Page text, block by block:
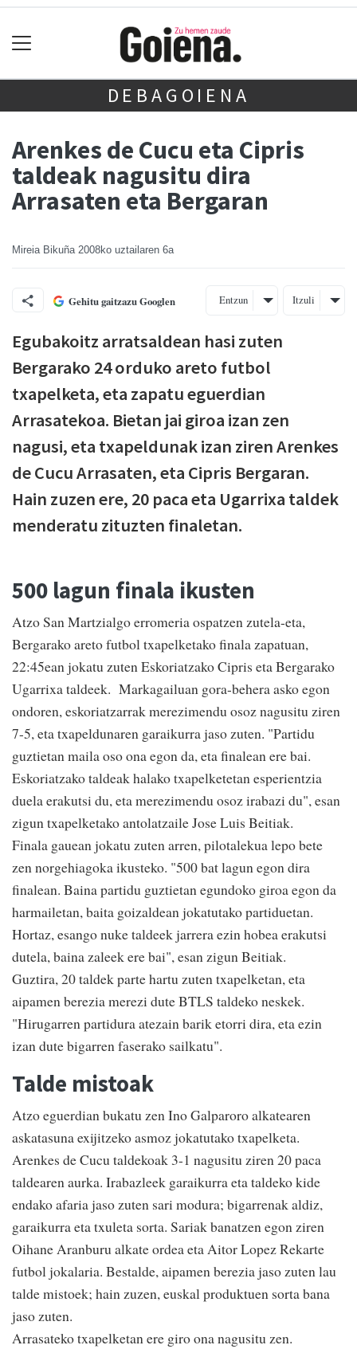
DEBAGOIENA
Arenkes de Cucu eta Cipris
taldeak nagusitu dira
Arrasaten eta Bergaran
Mireia Bikuña 2008ko uztailaren 6a
Gehitu gaitzazu Googlen Entzun Itzuli
Egubakoitz arratsaldean hasi zuten
Bergarako 24 orduko areto futbol
txapelketa, eta zapatu eguerdian
Arrasatekoa. Bietan jai giroa izan zen
nagusi, eta txapeldunak izan ziren Arenkes
de Cucu Arrasaten, eta Cipris Bergaran.
Hain zuzen ere, 20 paca eta Ugarrixa taldek
menderatu zituzten finaletan.
500 lagun finala ikusten
Atzo San Martzialgo erromeria ospatzen zutela-eta,
Bergarako areto futbol txapelketako finala zapatuan,
22:45ean jokatu zuten Eskoriatzako Cipris eta Bergarako
Ugarrixa taldeek. Markagailuan gora-behera asko egon
ondoren, eskoriatzarrak merezimendu osoz nagusitu ziren
7-5, eta txapeldunaren garaikurra jaso zuten. "Partidu
guztietan maila oso ona egon da, eta finalean ere bai.
Eskoriatzako taldeak halako txapelketetan esperientzia
duela erakutsi du, eta merezimendu osoz irabazi du", esan
zigun txapelketako antolatzaile Jose Luis Beitiak.
Finala gauean jokatu zuten arren, pilotalekua lepo bete
zen norgehiagoka ikusteko. "500 bat lagun egon dira
finalean. Baina partidu guztietan egundoko giroa egon da
harmailetan, baita goizaldean jokatutako partiduetan.
Hortaz, esango nuke taldeek jarrera ezin hobea erakutsi
dutela, baina zaleek ere bai", esan zigun Beitiak.
Guztira, 20 taldek parte hartu zuten txapelketan, eta
aipamen berezia merezi dute BTLS taldeko neskek.
"Hirugarren partidura atezain barik etorri dira, eta ezin
izan dute bigarren faserako sailkatu".
Talde mistoak
Atzo eguerdian bukatu zen Ino Galparoro alkatearen
askatasuna exijitzeko asmoz jokatutako txapelketa.
Arenkes de Cucu taldekoak 3-1 nagusitu ziren 20 paca
taldearen aurka. Irabazleek garaikurra eta taldeko kide
endako afaria jaso zuten sari modura; bigarrenak aldiz,
garaikurra eta txuleta sorta. Sariak banatzen egon ziren
Oihane Aranburu alkate ordea eta Aitor Lopez Rekarte
futbol jokalaria. Bestalde, aipamen berezia jaso zuten lau
talde mistoek; hain zuzen, euskal produktuen sorta bana
jaso zuten.
Arrasateko txapelketan ere giro ona nagusitu zen.